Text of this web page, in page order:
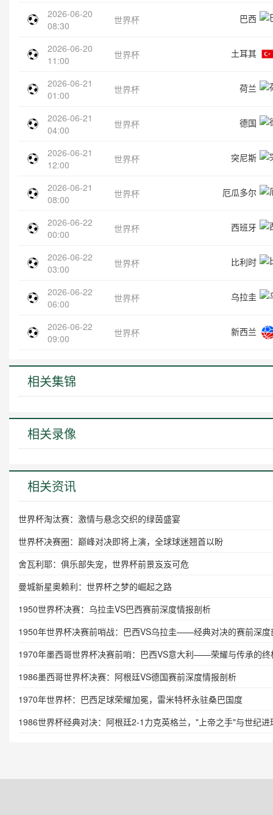
2026-06-20
08:30
世界杯 巴西
2026-06-20
11:00
世界杯 土耳其
2026-06-21
01:00
世界杯 荷兰
2026-06-21
04:00
世界杯 德国
2026-06-21
12:00
世界杯 突尼斯
2026-06-21
08:00
世界杯 厄瓜多尔
2026-06-22
00:00
世界杯 西班牙
2026-06-22
03:00
世界杯 比利时
2026-06-22
06:00
世界杯 乌拉圭
2026-06-22
09:00
世界杯 新西兰
相关集锦
相关录像
相关资讯
世界杯淘汰赛：激情与悬念交织的绿茵盛宴
世界杯决赛圈：巅峰对决即将上演，全球球迷翘首以盼
舍瓦利耶：俱乐部失宠，世界杯前景岌岌可危
曼城新星奥赖利：世界杯之梦的崛起之路
1950世界杯决赛：乌拉圭VS巴西赛前深度情报剖析
1950年世界杯决赛前哨战：巴西VS乌拉圭——经典对决的赛前深度
1970年墨西哥世界杯决赛前哨：巴西VS意大利——荣耀与传承的终
1986墨西哥世界杯决赛：阿根廷VS德国赛前深度情报剖析
1970年世界杯：巴西足球荣耀加冕，雷米特杯永驻桑巴国度
1986世界杯经典对决：阿根廷2-1力克英格兰，"上帝之手"与世纪进